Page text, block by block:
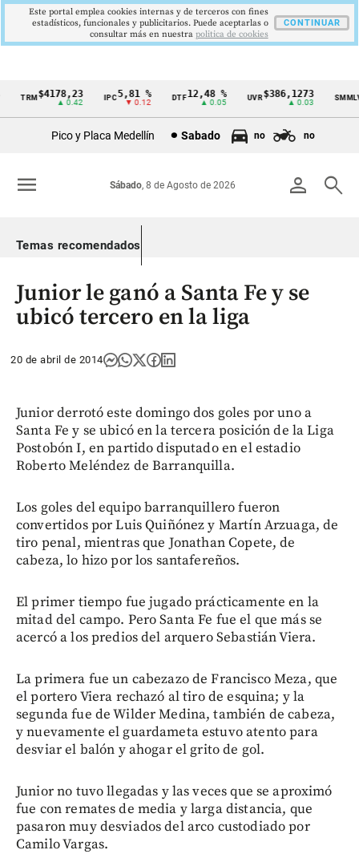
Cintillo
Colombia
TRM$4178,23
▲ 0.42
5,81 %
▼ 0.12
DTF12,48 %
▲ 0.05
UVR$386,1273
▲ 0.03
SMMLV
Pico y Placa Medellín Sabado no no
person search
Sábado, 8 de Agosto de 2026
menu
Temas recomendados
Junior le ganó a Santa Fe y se
ubicó tercero en la liga
20 de abril de 2014
Junior derrotó este domingo dos goles por uno a
Santa Fe y se ubicó en la tercera posición de la Liga
Postobón I, en partido disputado en el estadio
Roberto Meléndez de Barranquilla.
Los goles del equipo barranquillero fueron
convertidos por Luis Quiñónez y Martín Arzuaga, de
tiro penal, mientras que Jonathan Copete, de
cabeza, lo hizo por los santafereños.
El primer tiempo fue jugado prácticamente en la
mitad del campo. Pero Santa Fe fue el que más se
acercó a los predios del arquero Sebastián Viera.
La primera fue un cabezazo de Francisco Meza, que
el portero Viera rechazó al tiro de esquina; y la
segunda fue de Wilder Medina, también de cabeza,
y nuevamente el guardameta estuvo atento para
desviar el balón y ahogar el grito de gol.
Junior no tuvo llegadas y las veces que se aproximó
fue con remates de media y larga distancia, que
pasaron muy desviados del arco custodiado por
Camilo Vargas.
Este portal emplea cookies internas y de terceros con fines
estadísticos, funcionales y publicitarios. Puede aceptarlas o
consultar más en nuestra politica de cookies
CONTINUAR